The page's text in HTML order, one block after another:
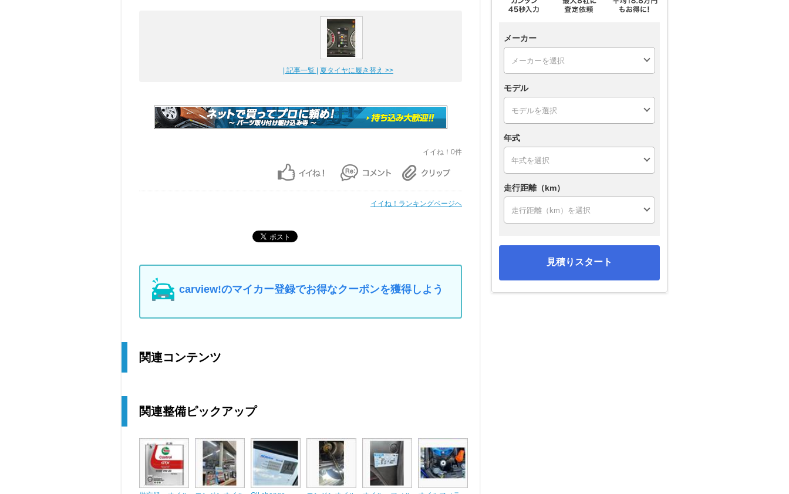
| 記事一覧 | 夏タイヤに履き替え >>
イイね！0件
イイね！ランキングページへ
carview!のマイカー登録でお得なクーポンを獲得しよう
関連コンテンツ
関連整備ピックアップ
メーカー
モデル
年式
走行距離（km）
見積りスタート